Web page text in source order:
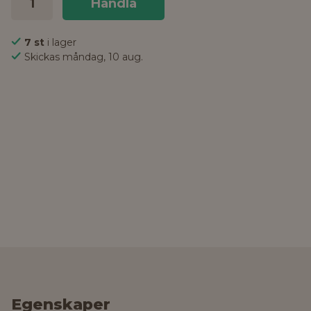
Handla
7 st i lager
Skickas måndag, 10 aug.
Egenskaper